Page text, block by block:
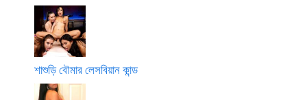
শাশুড়ি বৌমার লেসবিয়ান কান্ড